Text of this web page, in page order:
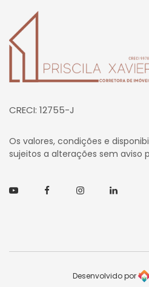
Página inicial
CRECI: 12755-J
Os valores, condições e
sujeitos a alterações sem aviso
YoutubeFacebookInstagramLinkedin
Desenvolvido por